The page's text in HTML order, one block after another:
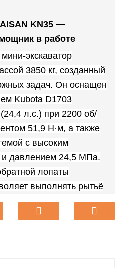
KN35 —
в работе
экскаватор
3850 кг, созданный
задач. Он оснащен
Kubota D1703
л.с.) при 2200 об/
51,9 Н·м, а также
с высоким
и давлением 24,5 МПа.
лопаты
выполнять рытьё
достигая
копания 3320 мм и
двухдиапазонной